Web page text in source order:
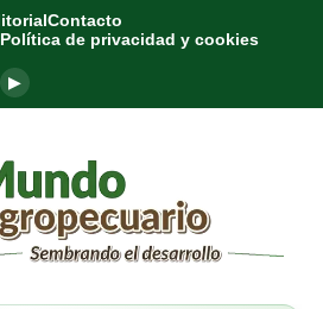
Contacto
Política de privacidad y cookies
▶